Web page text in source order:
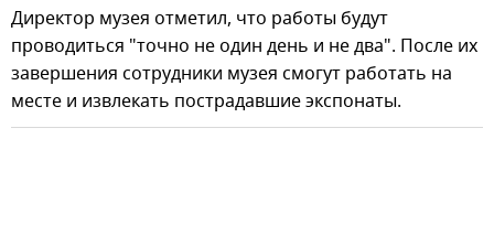
Директор музея отметил, что работы будут
проводиться "точно не один день и не два". После их
завершения сотрудники музея смогут работать на
месте и извлекать пострадавшие экспонаты.